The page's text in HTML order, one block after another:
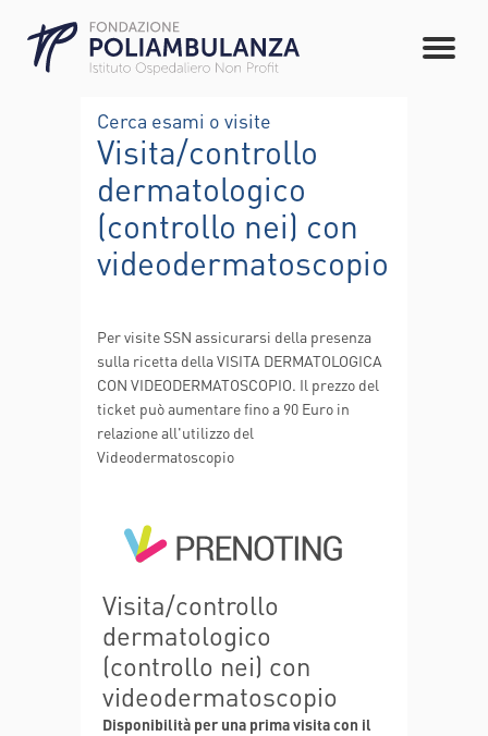
Cerca esami o visite
Visita/controllo
dermatologico
(controllo nei) con
videodermatoscopio
Per visite SSN assicurarsi della presenza
sulla ricetta della VISITA DERMATOLOGICA
CON VIDEODERMATOSCOPIO. Il prezzo del
ticket può aumentare fino a 90 Euro in
relazione all'utilizzo del
Videodermatoscopio
Visita/controllo
dermatologico
(controllo nei) con
videodermatoscopio
Disponibilità per una prima visita con il